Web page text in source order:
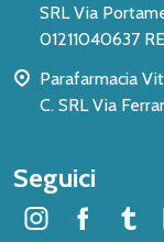
SRL Via Portamedina 8, 80134 -
01211040637
Parafarmacia
C. SRL Via
Seguici